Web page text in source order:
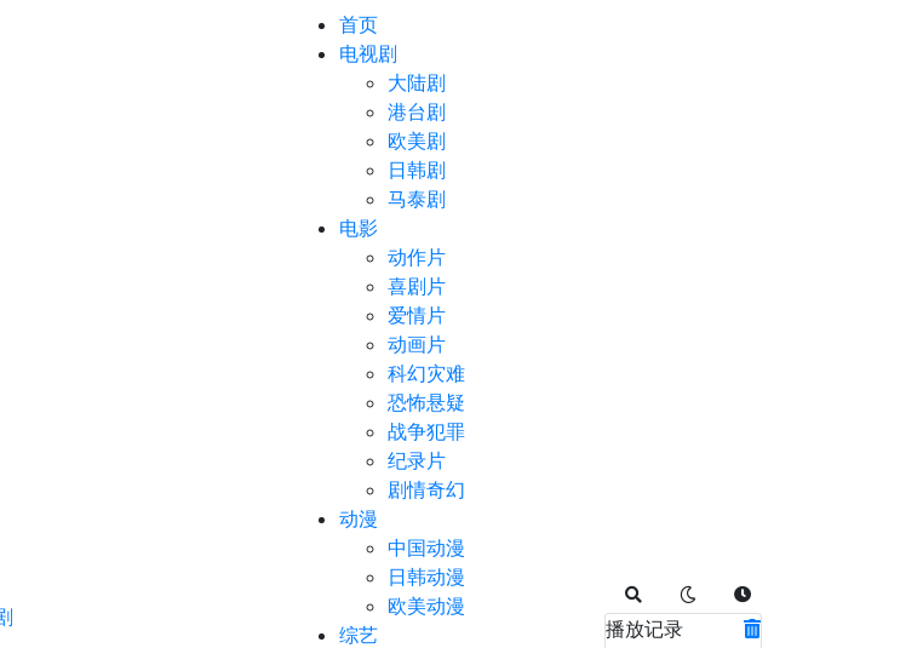
首页
电视剧
大陆剧
港台剧
欧美剧
日韩剧
马泰剧
电影
动作片
喜剧片
爱情片
动画片
科幻灾难
恐怖悬疑
战争犯罪
纪录片
剧情奇幻
动漫
中国动漫
日韩动漫
欧美动漫
综艺
播放记录